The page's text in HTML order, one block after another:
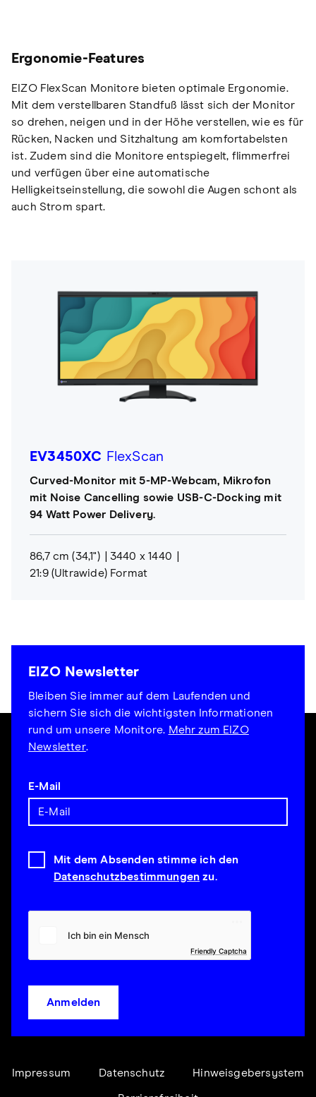
Ergonomie-Features
EIZO FlexScan Monitore bieten optimale Ergonomie.
Mit dem verstellbaren Standfuß lässt sich der Monitor
so drehen, neigen und in der Höhe verstellen, wie es für
Rücken, Nacken und Sitzhaltung am komfortabelsten
ist. Zudem sind die Monitore entspiegelt, flimmerfrei
und verfügen über eine automatische
Helligkeitseinstellung, die sowohl die Augen schont als
auch Strom spart.
EV3450XC FlexScan
Curved-Monitor mit 5-MP-Webcam, Mikrofon
mit Noise Cancelling sowie USB-C-Docking mit
94 Watt Power Delivery.
86,7 cm (34,1")
3440 x 1440
21:9 (Ultrawide) Format
EIZO Newsletter
Bleiben Sie immer auf dem Laufenden und
sichern Sie sich die wichtigsten Informationen
rund um unsere Monitore. Mehr zum EIZO
Newsletter.
E-Mail
Mit dem Absenden stimme ich den
Datenschutzbestimmungen zu.
Friendly Captcha
Anmelden
Impressum Datenschutz Hinweisgebersystem